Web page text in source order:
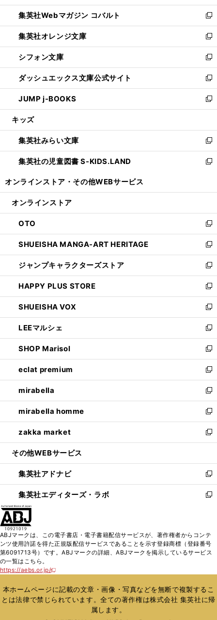
開
く
ウ
で
開
く
ン
ド
ウ
で
開
く
ウ
ィ
ン
ド
ウ
で
開
く
集英社Webマガジン コバルト
新
し
い
ウ
ィ
ン
ド
ウ
で
開
集英社オレンジ文庫
新
し
い
ウ
ィ
ン
ド
ウ
開
く
シフォン文庫
新
し
い
ウ
ィ
ン
ウ
で
開
く
ダッシュエックス文庫公式サイト
新
し
い
ウ
ン
ド
ウ
で
JUMP j-BOOKS
新
し
ウ
ィ
ン
ド
開
キッズ
集英社みらい文庫
新
し
い
ン
ウ
で
開
く
集英社の児童図書 S-KIDS.LAND
新
ウ
ン
ド
ウ
で
開
く
オンラインストア・ その他WEBサービス
オンラインストア
OTO
新
し
い
ウ
ィ
ン
ド
ウ
で
開
く
SHUEISHA MANGA-ART HERITAGE
新
し
い
ウ
ィ
ン
ド
ウ
で
開
く
ジャンプキャラクターズストア
新
し
い
ウ
ィ
ン
ド
ウ
で
開
く
HAPPY PLUS STORE
新
し
い
ウ
ィ
ン
ド
ウ
で
開
く
SHUEISHA VOX
新
し
い
ウ
ィ
ン
ド
ウ
で
開
く
LEEマルシェ
新
し
い
ウ
ィ
ン
ド
ウ
で
開
く
SHOP Marisol
新
し
い
ウ
ィ
ン
ド
ウ
で
開
eclat premium
新
し
い
ウ
ィ
ン
ド
ウ
開
く
mirabella
新
し
い
ウ
ィ
ン
ウ
で
開
く
mirabella homme
新
し
い
ウ
ン
ド
ウ
で
zakka market
新
し
ウ
ィ
ン
ド
く
その他WEBサービス
集英社アドナビ
新
し
い
ド
ウ
で
集英社エディターズ・ラボ
新
ィ
ン
ド
開
く
ABJマークは、この電子書店・電子書籍配信サービスが、著作権者からコンテ
ンツ使用許諾を得た正規版配信サービスであることを示す登録商標（登録番号
第6091713号）です。ABJマークの詳細、ABJマークを掲示しているサービス
の一覧はこちら。
https://aebs.or.jp/
新
い
ウ
ィ
本ホームページに記載の文章・画像・写真などを無断で複製するこ
とは法律で禁じられています。全ての著作権は株式会社 集英社に帰
属します。